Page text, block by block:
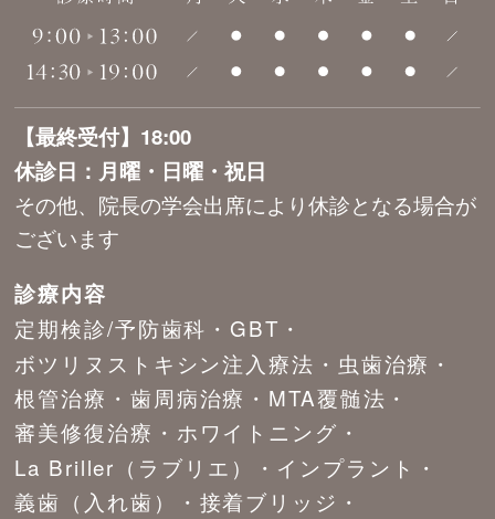
【最終受付】18:00
休診日：月曜・日曜・祝日
その他、院長の学会出席により休診となる場合が
ございます
診療内容
定期検診/予防歯科
GBT
ボツリヌストキシン注入療法
虫歯治療
根管治療
歯周病治療
MTA覆髄法
審美修復治療
ホワイトニング
La Briller（ラブリエ）
インプラント
義歯（入れ歯）
接着ブリッジ